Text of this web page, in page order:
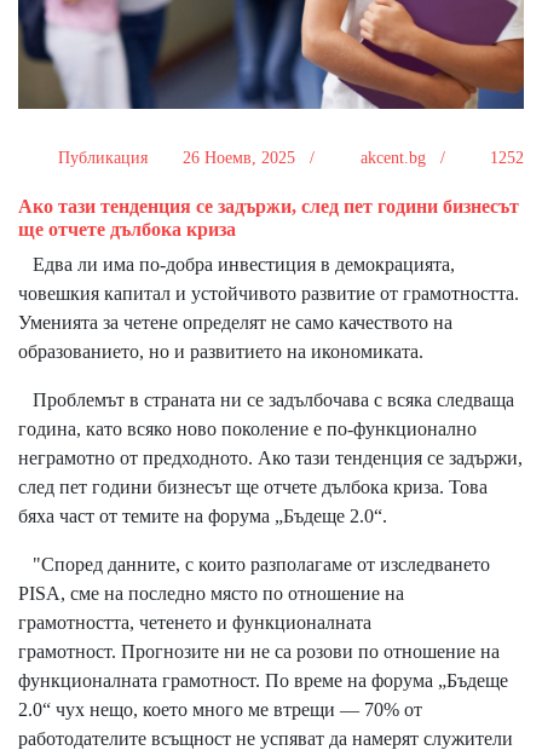
Публикация 26 Ноемв, 2025 / akcent.bg / 1252
Ако тази тенденция се задържи, след пет години бизнесът
ще отчете дълбока криза
Едва ли има по-добра инвестиция в демокрацията,
човешкия капитал и устойчивото развитие от грамотността.
Уменията за четене определят не само качеството на
образованието, но и развитието на икономиката.
Проблемът в страната ни се задълбочава с всяка следваща
година, като всяко ново поколение е по-функционално
неграмотно от предходното. Ако тази тенденция се задържи,
след пет години бизнесът ще отчете дълбока криза. Това
бяха част от темите на форума „Бъдеще 2.0“.
"Според данните, с които разполагаме от изследването
PISA, сме на последно място по отношение на
грамотността, четенето и функционалната
грамотност. Прогнозите ни не са розови по отношение на
функционалната грамотност. По време на форума „Бъдеще
2.0“ чух нещо, което много ме втрещи — 70% от
работодателите всъщност не успяват да намерят служители